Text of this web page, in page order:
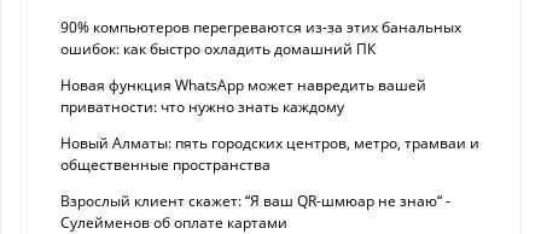
90% компьютеров перегреваются из-за этих банальных
ошибок: как быстро охладить домашний ПК
Новая функция WhatsApp может навредить вашей
приватности: что нужно знать каждому
Новый Алматы: пять городских центров, метро, трамваи и
общественные пространства
Взрослый клиент скажет: “Я ваш QR-шмюар не знаю“ -
Сулейменов об оплате картами